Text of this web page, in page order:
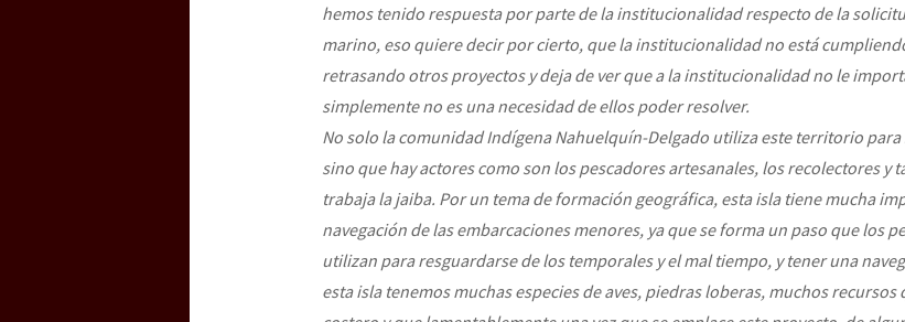
hemos tenido respuesta por parte de la institucionalidad respecto de la
marino, eso quiere decir por cierto, que la institucionalidad no está
retrasando otros proyectos y deja de ver que a la institucionalidad no le
simplemente no es una necesidad de ellos poder resolver.
No solo la comunidad Indígena Nahuelquín-Delgado utiliza este territorio
sino que hay actores como son los pescadores artesanales, los recolectores y t
trabaja la jaiba. Por un tema de formación geográfica, esta isla tiene mucha
navegación de las embarcaciones menores, ya que se forma un paso que los
utilizan para resguardarse de los temporales y el mal tiempo, y tener una
esta isla tenemos muchas especies de aves, piedras loberas, muchos